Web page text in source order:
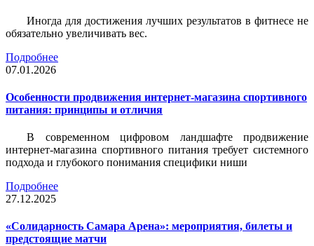
Иногда для достижения лучших результатов в фитнесе не
обязательно увеличивать вес.
Подробнее
07.01.2026
Особенности продвижения интернет-магазина спортивного
питания: принципы и отличия
В современном цифровом ландшафте продвижение
интернет-магазина спортивного питания требует системного
подхода и глубокого понимания специфики ниши
Подробнее
27.12.2025
«Солидарность Самара Арена»: мероприятия, билеты и
предстоящие матчи